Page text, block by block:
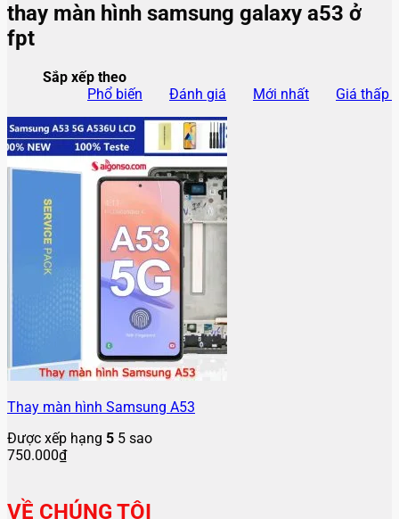
thay màn hình samsung galaxy a53 ở
fpt
Sắp xếp theo
Phổ biến
Đánh giá Mới nhất Giá thấp
Thay màn hình Samsung A53
Được xếp hạng 5 5 sao
750.000₫
VỀ CHÚNG TÔI